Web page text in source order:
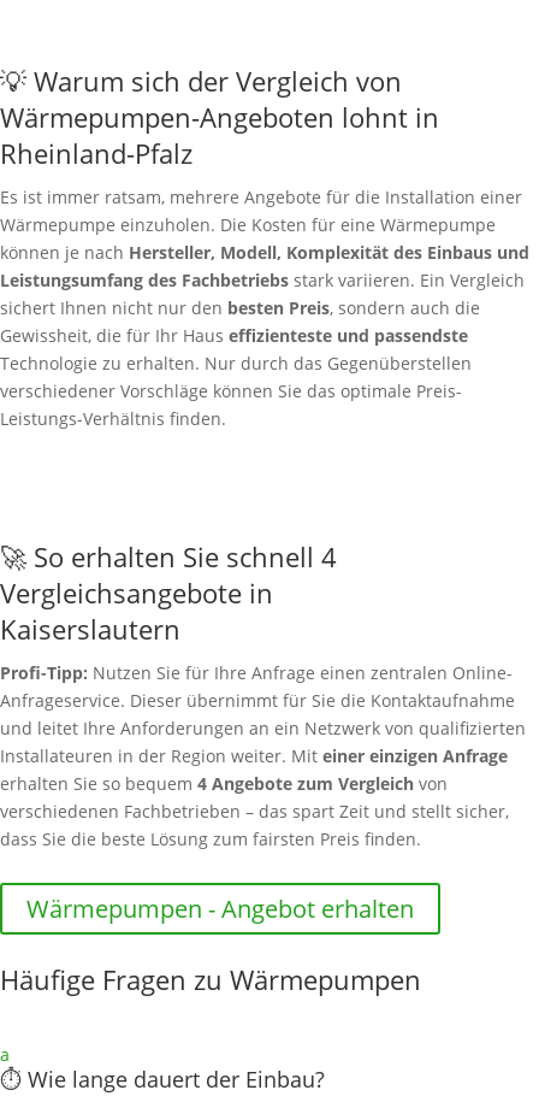
💡 Warum sich der Vergleich von
Wärmepumpen-Angeboten lohnt in
Rheinland-Pfalz
Es ist immer ratsam, mehrere Angebote für die Installation einer
Wärmepumpe einzuholen. Die Kosten für eine Wärmepumpe
können je nach Hersteller, Modell, Komplexität des Einbaus und
Leistungsumfang des Fachbetriebs stark variieren. Ein Vergleich
sichert Ihnen nicht nur den besten Preis, sondern auch die
Gewissheit, die für Ihr Haus effizienteste und passendste
Technologie zu erhalten. Nur durch das Gegenüberstellen
verschiedener Vorschläge können Sie das optimale Preis-
Leistungs-Verhältnis finden.
🚀 So erhalten Sie schnell 4
Vergleichsangebote in
Kaiserslautern
Profi-Tipp: Nutzen Sie für Ihre Anfrage einen zentralen Online-
Anfrageservice. Dieser übernimmt für Sie die Kontaktaufnahme
und leitet Ihre Anforderungen an ein Netzwerk von qualifizierten
Installateuren in der Region weiter. Mit einer einzigen Anfrage
erhalten Sie so bequem 4 Angebote zum Vergleich von
verschiedenen Fachbetrieben – das spart Zeit und stellt sicher,
dass Sie die beste Lösung zum fairsten Preis finden.
Wärmepumpen - Angebot erhalten
Häufige Fragen zu Wärmepumpen
a
⏱️ Wie lange dauert der Einbau?